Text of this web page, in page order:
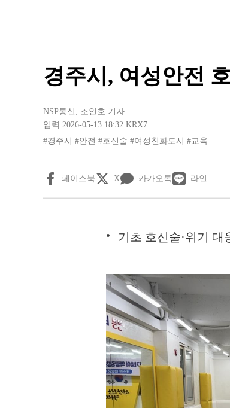
경주시, 여성안전
NSP통신 , 조인호 기자
입력 2026-05-13 18:32 KRX7
#경주시
#안전 #호신술 #여성친화도시 #교육
페이스북 X 카카오톡 라인
기초 호신술·위기 대